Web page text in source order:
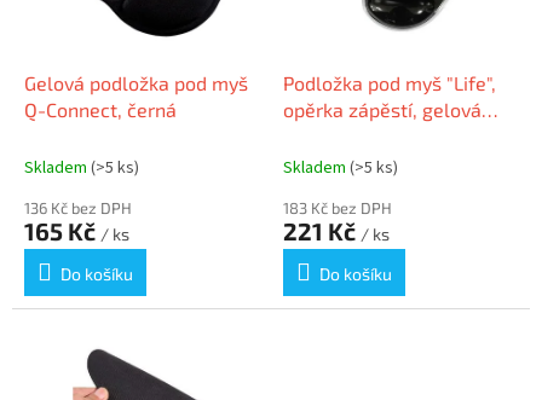
Gelová podložka pod myš
Q-Connect, černá
Skladem (>5 ks)
136 Kč bez DPH
165 Kč / ks
Do košíku
Podložka pod myš "Life",
opěrka zápěstí, gelová
245014
Skladem (>5 ks)
183 Kč bez DPH
221 Kč / ks
Do košíku